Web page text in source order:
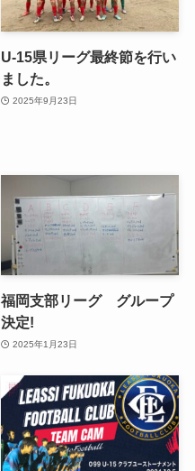
U-15県リーグ最終節を行い
ました。
2025年9月23日
福岡支部リーグ グループ
決定!
2025年1月23日